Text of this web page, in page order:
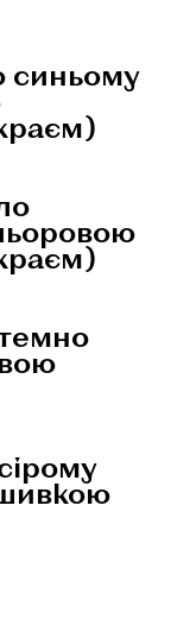
синьому